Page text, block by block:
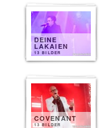
DEINE
LAKAIEN
13 BILDER
COVENANT
13 BILDER